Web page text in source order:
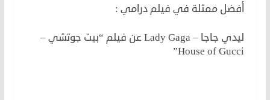
أفضل ممثلة في فيلم درامي :
ليدي جاجا – Lady Gaga عن فيلم “بيت جوتشي –
House of Gucci”